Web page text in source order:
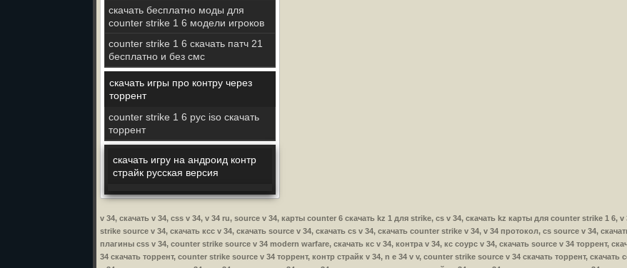
скачать бесплатно моды для
counter strike 1 6 модели игроков
counter strike 1 6 скачать патч 21
бесплатно и без смс
скачать игры про контру через
торрент
counter strike 1 6 рус iso скачать
торрент
скачать игру на андроид контр
страйк русская версия
v 34, скачать v 34, css v 34, v 34 ru, source v 34, карты counter 6 скачать kz 1 для strike, cs v 34, скачать kz карты для counter strike 1 6,
strike source v 34, скачать ксс v 34, скачать source v 34, скачать cs v 34, скачать counter strike v 34, v 34 протокол, cs source v 34,
плагины css v 34, counter strike source v 34 modern warfare, скачать кс v 34, контра v 34, кс соурс v 34, скачать source v 34 торрент,
34 скачать торрент, counter strike source v 34 торрент, контр страйк v 34, n e 34 v v, counter strike source v 34 скачать торрент, скачать